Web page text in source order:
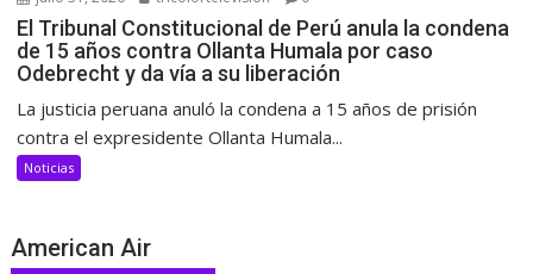
El Tribunal Constitucional de Perú anula la condena
de 15 años contra Ollanta Humala por caso
Odebrecht y da vía a su liberación
La justicia peruana anuló la condena a 15 años de prisión
contra el expresidente Ollanta Humala...
Noticias
American Air